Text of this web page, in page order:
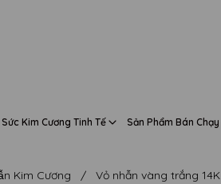
Kim Cương Tinh Tế Sản Phẩm Bán Chạy
Kim Cương / Vỏ nhẫn vàng trắng 14K